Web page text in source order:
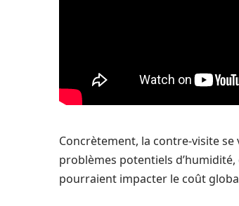
Concrètement, la contre-visite
problèmes potentiels
pourraient impacter le coût